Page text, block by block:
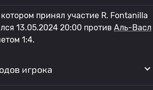
принял участие R. Fontanilla
13.05.2024 20:00 против Аль-Васл
1:4.
игрока